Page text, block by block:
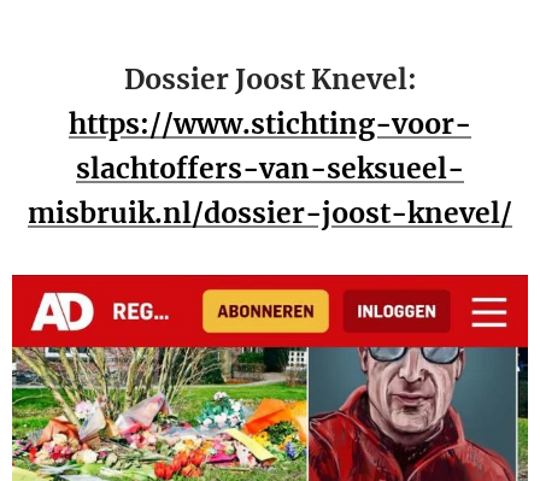
Dossier Joost Knevel:
https://www.stichting-voor-
slachtoffers-van-seksueel-
misbruik.nl/dossier-joost-knevel/